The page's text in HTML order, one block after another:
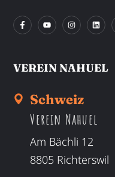
VEREIN NAHUEL
Schweiz
Verein Nahuel
Am Bächli 12
8805 Richterswil